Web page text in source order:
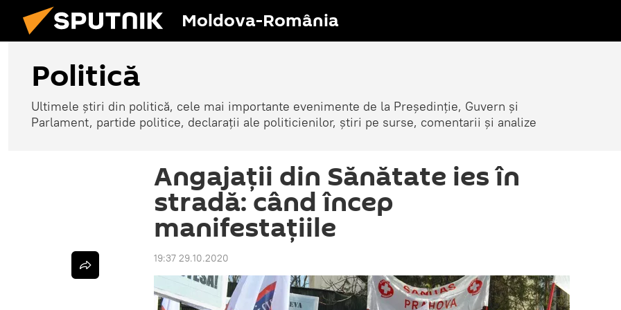
Moldova-România
Politică
Ultimele știri din politică, cele mai importante evenimente de la Președinție, Guvern și
Parlament, partide politice, declarații ale politicienilor, știri pe surse, comentarii și analize
Angajații din Sănătate ies în
stradă: când încep
manifestațiile
19:37 29.10.2020